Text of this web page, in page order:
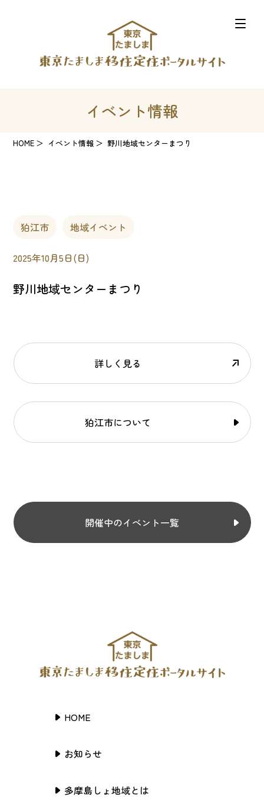
イベント情報
HOME イベント情報 野川地域センターまつり
狛江市 地域イベント
2025年10月5日(日)
野川地域センターまつり
詳しく見る
狛江市について
開催中のイベント一覧
HOME
お知らせ
多摩島しょ地域とは